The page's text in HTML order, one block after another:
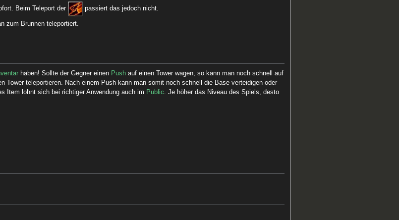
Beim Teleport der passiert das jedoch nicht.
zum Brunnen teleportiert.
haben! Sollte der Gegner einen Push auf einen Tower wagen, so kann man noch schnell auf
Tower teleportieren. Nach einem Push kann man somit noch schnell die Base verteidigen oder
Item lohnt sich bei richtiger Anwendung auch im Public. Je höher das Niveau des Spiels, desto